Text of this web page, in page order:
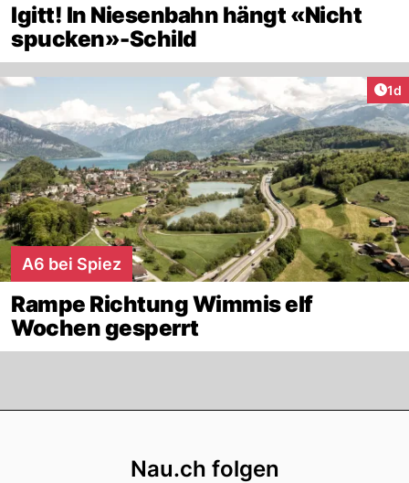
Igitt! In Niesenbahn hängt «Nicht
spucken»-Schild
1d
A6 bei Spiez
Rampe Richtung Wimmis elf
Wochen gesperrt
Nau.ch folgen